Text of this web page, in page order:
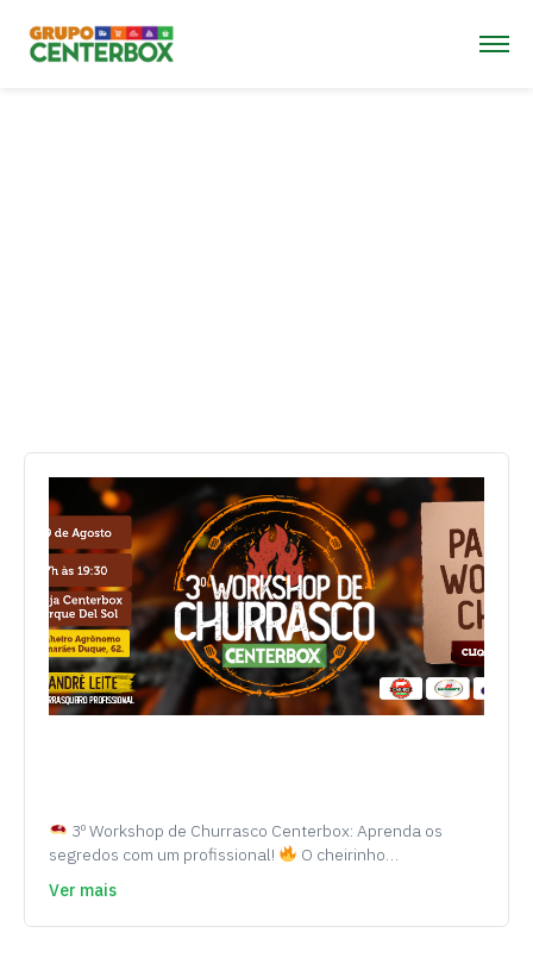
3º Workshop de Churrasco Centerbox: Aprenda os
segredos com um profissional!
O cheirinho…
Ver mais